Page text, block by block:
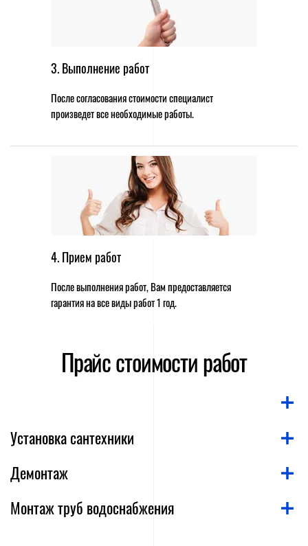
3. Выполнение работ
После согласования стоимости специалист
произведет все необходимые работы.
4. Прием работ
После выполнения работ, Вам предоставляется
гарантия на все виды работ 1 год.
Прайс стоимости работ
Установка сантехники
Демонтаж
Монтаж труб водоснабжения